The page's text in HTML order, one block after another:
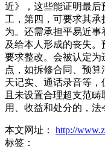
近》，这些能证明最
工，第四，可要求其
为。还需承担平易近
及给本人形成的丧失
要求整改。会被认定
点，如拆修合同、预
天记实、通话录音等
且未设置合理超支范
用、收益和处分的，
本文网址： http://
标签：